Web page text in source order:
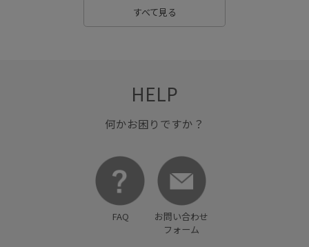
すべて見る
HELP
何かお困りですか？
FAQ
お問い合わせ
フォーム